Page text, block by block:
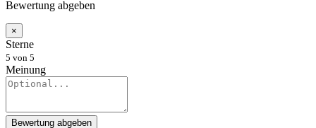
Bewertung abgeben
×
Sterne
5 von 5
Meinung
Bewertung abgeben